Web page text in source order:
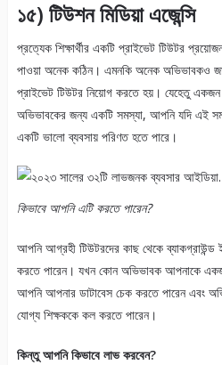
১৫) টিউশন মিডিয়া এজেন্সি
প্রত্যেক শিক্ষার্থীর একটি প্রাইভেট টিউটর
পাওয়া অনেক কঠিন। এমনকি অনেক অভিভাবকও
প্রাইভেট টিউটর নিয়োগ করতে হয়। যেহেতু
অভিভাবকের জন্য একটি সমস্যা, আপনি যদি এই
একটি ভালো ব্যবসায় পরিণত হতে পারে।
কিভাবে আপনি এটি করতে পারেন?
আপনি আগ্রহী টিউটরদের কাছ থেকে ব্যাকগ্রাউন্ড
করতে পারেন। যখন কোন অভিভাবক আপনাকে
আপনি আপনার ডাটাবেস চেক করতে পারেন এবং
যোগ্য শিক্ষককে কল করতে পারেন।
কিন্তু আপনি কিভাবে লাভ করবেন?